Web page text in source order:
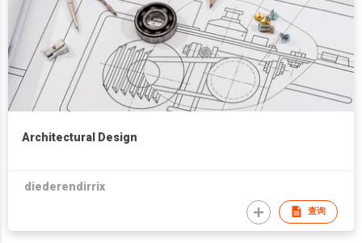
Architectural Design
diederendirrix
查询